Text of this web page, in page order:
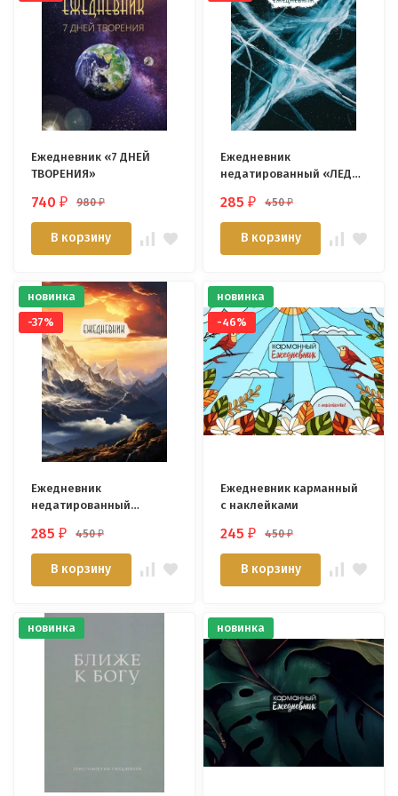
Ежедневник «7 ДНЕЙ
ТВОРЕНИЯ»
740₽ 980₽
В корзину
Ежедневник
недатированный «ЛЕД
285₽ 450₽
В корзину
новинка
-37%
Ежедневник
недатированный
285₽ 450₽
В корзину
новинка
-46%
Ежедневник карманный
с наклейками
245₽ 450₽
В корзину
новинка новинка